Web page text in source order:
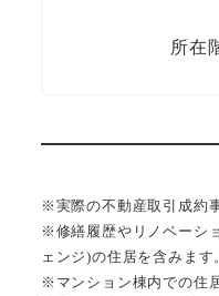
所在
※実際の不動産取引成約
※修繕履歴やリノベーシ
ェンジ)の住居を含みます
※マンション棟内での住